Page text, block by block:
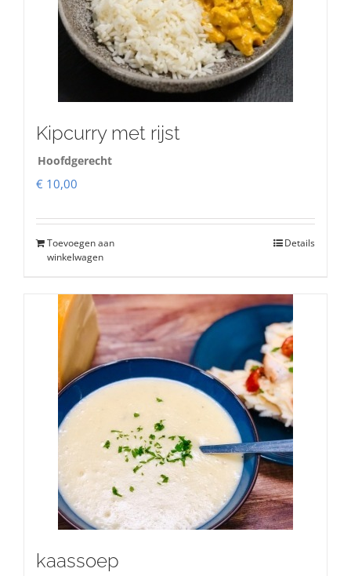
Kipcurry met rijst
Hoofdgerecht
€ 10,00
Toevoegen aan
winkelwagen
Details
kaassoep